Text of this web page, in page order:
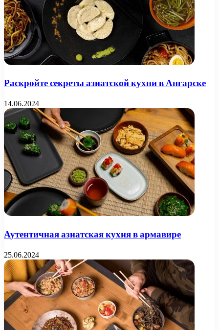
Раскройте секреты азиатской кухни в Ангарске
14.06.2024
Аутентичная азиатская кухня в армавире
25.06.2024